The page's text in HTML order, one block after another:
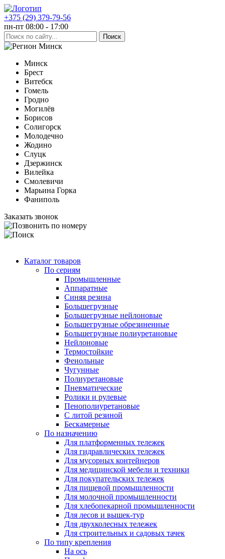
+375 (29) 379-79-56
пн-пт 08:00 - 17:00
Минск
Минск
Брест
Витебск
Гомель
Гродно
Могилёв
Борисов
Солигорск
Молодечно
Жодино
Слуцк
Дзержинск
Вилейка
Смолевичи
Марьина Горка
Фаниполь
Заказать звонок
Каталог товаров
По сериям
Промышленные
Аппаратные
Синяя резина
Большегрузные
Большегрузные нейлоновые
Большегрузные обрезиненные
Большегрузные полиуретановые
Нейлоновые
Термостойкие
Фенольные
Чугунные
Полиуретановые
Пневматические
Ролики и рулевые
Пенополиуретановые
С литой резиной
Бескамерные
По назначению
Для платформенных тележек
Для гидравлических тележек
Для мусорных контейнеров
Для медицинской мебели и техники
Для покупательских тележек
Для пищевой промышленности
Для молочной промышленности
Для хлебопекарной промышленности
Для лесов и вышек-тур
Для двухколесных тележек
Для строительных и садовых тачек
По типу крепления
На ось